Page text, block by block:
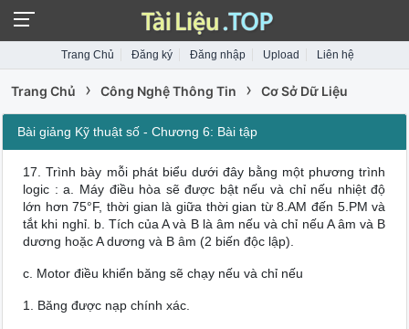
Trang Chủ Đăng ký Đăng nhập Upload Liên hệ
Trang Chủ › Công Nghệ Thông Tin › Cơ Sở Dữ Liệu
Bài giảng Kỹ thuật số - Chương 6: Bài tập
17. Trình bày mỗi phát biểu dưới đây bằng một phương trình
logic : a. Máy điều hòa sẽ được bật nếu và chỉ nếu nhiệt độ
lớn hơn 75°F, thời gian là giữa thời gian từ 8.AM đến 5.PM và
tắt khi nghỉ. b. Tích của A và B là âm nếu và chỉ nếu A âm và B
dương hoặc A dương và B âm (2 biến độc lập).
c. Motor điều khiển băng sẽ chạy nếu và chỉ nếu
1. Băng được nạp chính xác.